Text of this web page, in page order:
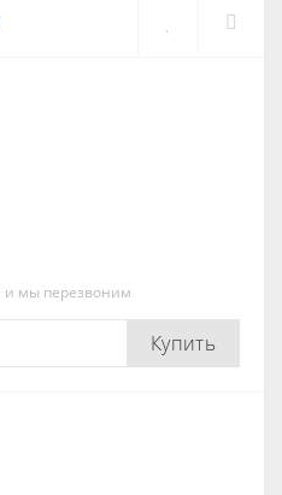
и мы перезвоним
Купить